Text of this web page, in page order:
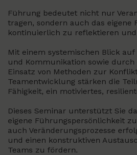
Führung bedeutet nicht nur
tragen, sondern auch das eigene
kontinuierlich zu reflektieren
Mit einem systemischen Blick auf
und Kommunikation sowie durch
Einsatz von Methoden zur
Teamentwicklung stärken die
Fähigkeit, ein motiviertes,
Dieses Seminar unterstützt Sie
eigene Führungspersönlichkeit
auch Veränderungsprozesse
und einen konstruktiven
Teams zu fördern.